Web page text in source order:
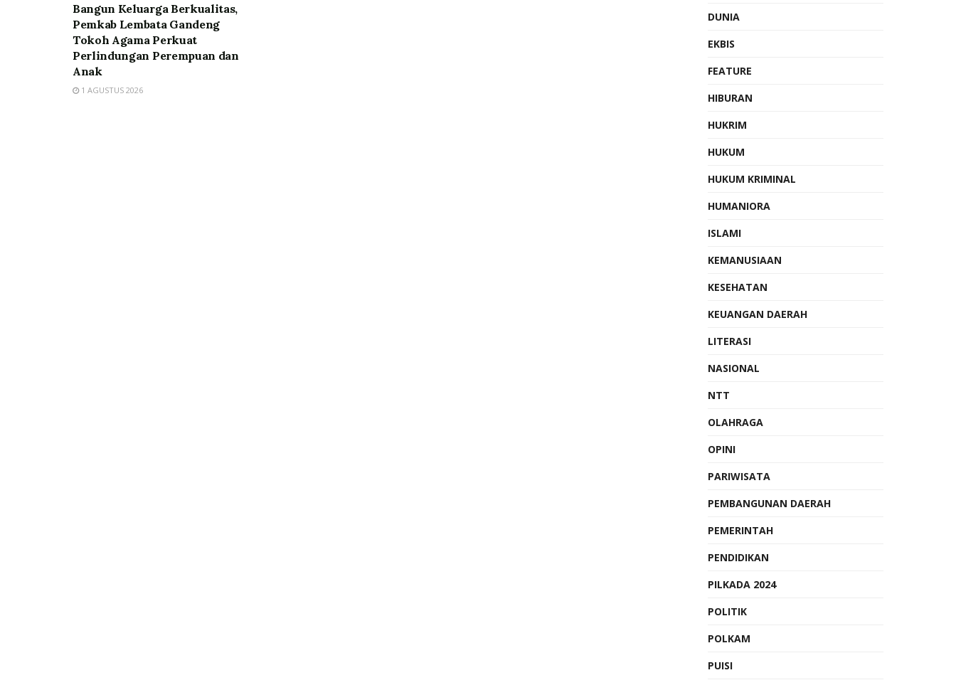
Bangun Keluarga Berkualitas,
Pemkab Lembata Gandeng
Tokoh Agama Perkuat
Perlindungan Perempuan dan
Anak
1 AGUSTUS 2026
DUNIA
EKBIS
FEATURE
HIBURAN
HUKRIM
HUKUM
HUKUM KRIMINAL
HUMANIORA
ISLAMI
KEMANUSIAAN
KESEHATAN
KEUANGAN DAERAH
LITERASI
NASIONAL
NTT
OLAHRAGA
OPINI
PARIWISATA
PEMBANGUNAN DAERAH
PEMERINTAH
PENDIDIKAN
PILKADA 2024
POLITIK
POLKAM
PUISI